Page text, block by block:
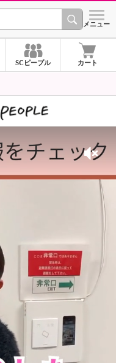
シメニュー
SCピープル カート